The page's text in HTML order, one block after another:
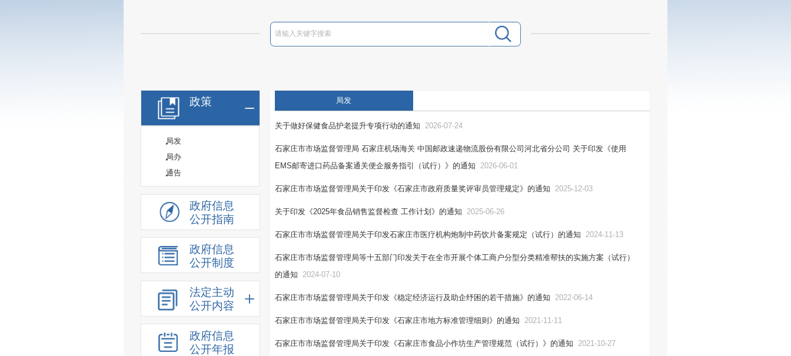
政策
局发
局办
通告
政府信息
公开指南
政府信息
公开制度
法定主动
公开内容
政府信息
公开年报
局发
关于做好保健食品护老提升专项行动的通知 2026-07-24
石家庄市市场监督管理局 石家庄机场海关 中国邮政速递物流股份有限公司河北省分公司 关于印发《使用
EMS邮寄进口药品备案通关便企服务指引（试行）》的通知
2026-06-01
石家庄市市场监督管理局关于印发《石家庄市政府质量奖评审员管理规定》的通知 2025-12-03
关于印发《2025年食品销售监督检查 工作计划》的通知 2025-06-26
石家庄市市场监督管理局关于印发石家庄市医疗机构炮制中药饮片备案规定（试行）的通知 2024-11-13
石家庄市市场监督管理局等十五部门印发关于在全市开展个体工商户分型分类精准帮扶的实施方案（试行）
的通知
2024-07-10
石家庄市市场监督管理局关于印发《稳定经济运行及助企纾困的若干措施》的通知 2022-06-14
石家庄市市场监督管理局关于印发《石家庄市地方标准管理细则》的通知 2021-11-11
石家庄市市场监督管理局关于印发《石家庄市食品小作坊生产管理规范（试行）》的通知 2021-10-27